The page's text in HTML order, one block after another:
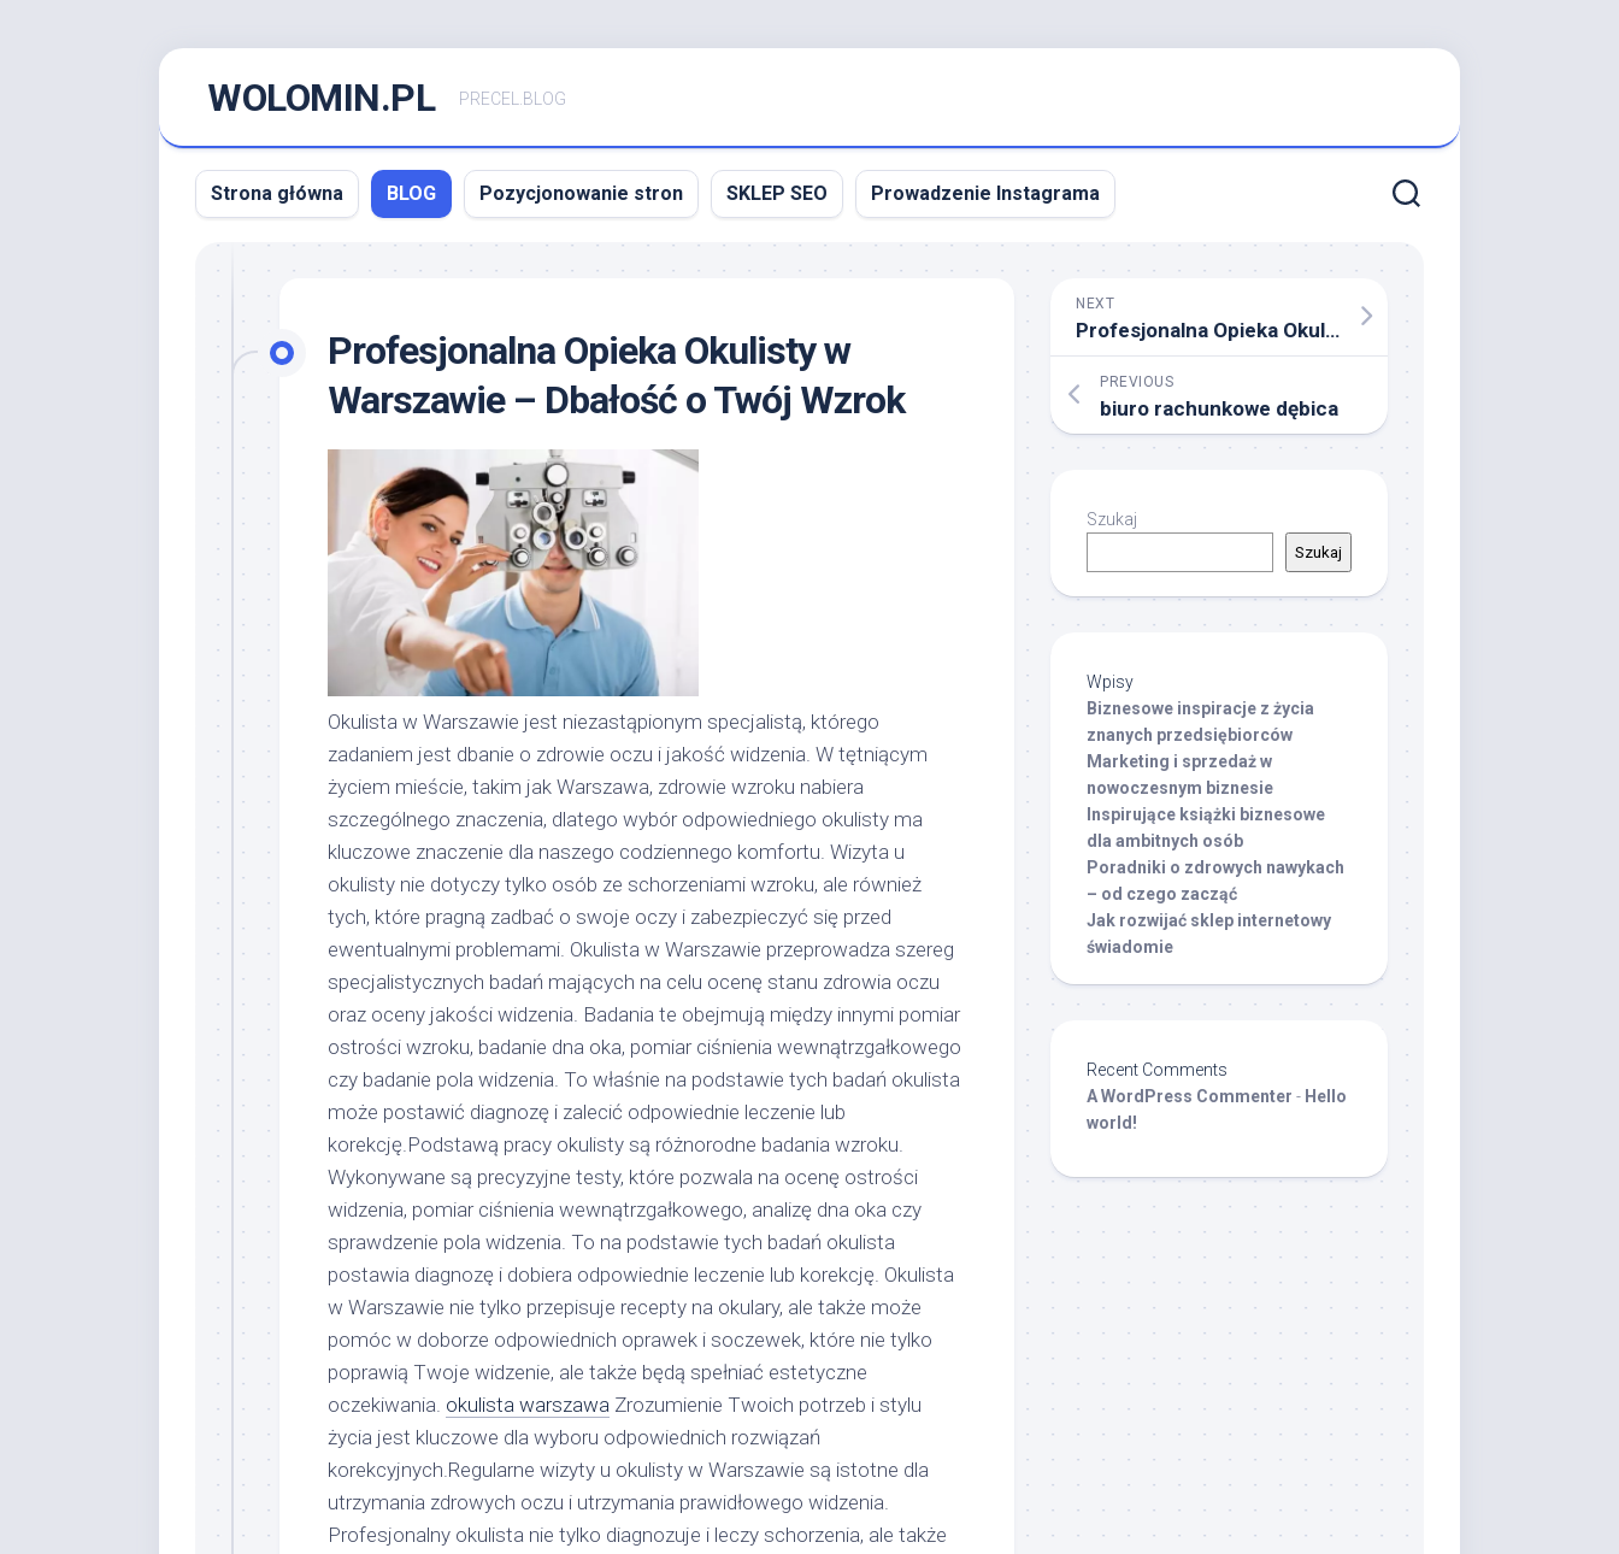
WOLOMIN.PL PRECEL.BLOG
Strona główna BLOG Pozycjonowanie stron SKLEP SEO Prowadzenie Instagrama
Profesjonalna Opieka Okulisty w
Warszawie – Dbałość o Twój Wzrok
Okulista w Warszawie jest niezastąpionym specjalistą, którego
zadaniem jest dbanie o zdrowie oczu i jakość widzenia. W tętniącym
życiem mieście, takim jak Warszawa, zdrowie wzroku nabiera
szczególnego znaczenia, dlatego wybór odpowiedniego okulisty ma
kluczowe znaczenie dla naszego codziennego komfortu. Wizyta u
okulisty nie dotyczy tylko osób ze schorzeniami wzroku, ale również
tych, które pragną zadbać o swoje oczy i zabezpieczyć się przed
ewentualnymi problemami. Okulista w Warszawie przeprowadza szereg
specjalistycznych badań mających na celu ocenę stanu zdrowia oczu
oraz oceny jakości widzenia. Badania te obejmują między innymi pomiar
ostrości wzroku, badanie dna oka, pomiar ciśnienia wewnątrzgałkowego
czy badanie pola widzenia. To właśnie na podstawie tych badań okulista
może postawić diagnozę i zalecić odpowiednie leczenie lub
korekcję.Podstawą pracy okulisty są różnorodne badania wzroku.
Wykonywane są precyzyjne testy, które pozwala na ocenę ostrości
widzenia, pomiar ciśnienia wewnątrzgałkowego, analizę dna oka czy
sprawdzenie pola widzenia. To na podstawie tych badań okulista
postawia diagnozę i dobiera odpowiednie leczenie lub korekcję. Okulista
w Warszawie nie tylko przepisuje recepty na okulary, ale także może
pomóc w doborze odpowiednich oprawek i soczewek, które nie tylko
poprawią Twoje widzenie, ale także będą spełniać estetyczne
oczekiwania. okulista warszawa Zrozumienie Twoich potrzeb i stylu
życia jest kluczowe dla wyboru odpowiednich rozwiązań
korekcyjnych.Regularne wizyty u okulisty w Warszawie są istotne dla
utrzymania zdrowych oczu i utrzymania prawidłowego widzenia.
Profesjonalny okulista nie tylko diagnozuje i leczy schorzenia, ale także
NEXT
Profesjonalna Opieka Okulisty w Warszawie – Dbałość o Twój Wzrok
PREVIOUS
biuro rachunkowe dębica
Szukaj
Szukaj
Wpisy
Biznesowe inspiracje z życia
znanych przedsiębiorców
Marketing i sprzedaż w
nowoczesnym biznesie
Inspirujące książki biznesowe
dla ambitnych osób
Poradniki o zdrowych nawykach
– od czego zacząć
Jak rozwijać sklep internetowy
świadomie
Recent Comments
A WordPress Commenter - Hello
world!